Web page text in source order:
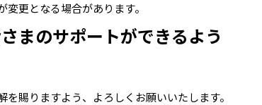
更となる場合があります。
まのサポートができるよう
賜りますよう、よろしくお願いいたします。